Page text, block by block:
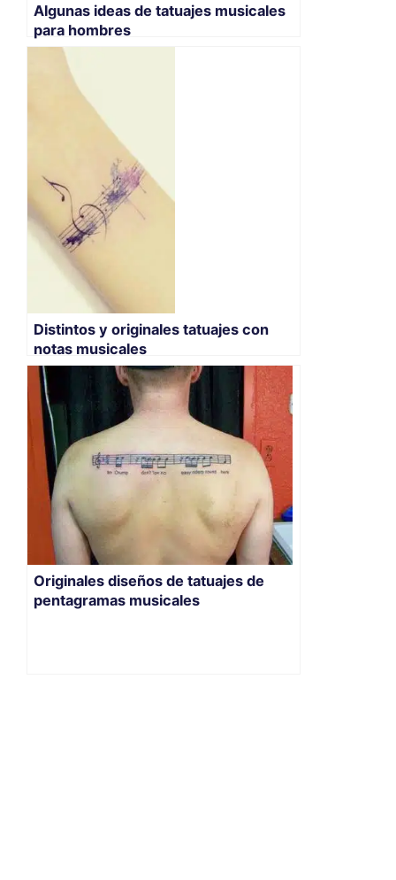
Algunas ideas de tatuajes musicales
para hombres
Distintos y originales tatuajes con
notas musicales
Originales diseños de tatuajes de
pentagramas musicales